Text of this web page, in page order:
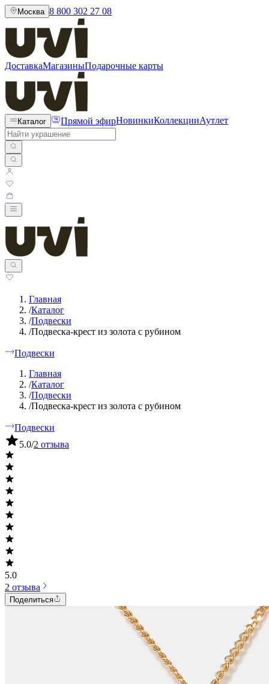
Москва 8 800 302 27 08
ДоставкаМагазиныПодарочные карты
Каталог Прямой эфирНовинкиКоллекцииАутлет
Главная
/Каталог
/Подвески
/Подвеска-крест из золота с рубином
Подвески
Главная
/Каталог
/Подвески
/Подвеска-крест из золота с рубином
Подвески
5.0/2 отзыва
5.0
2 отзыва
Поделиться